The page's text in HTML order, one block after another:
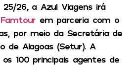
26, a Azul Viagens irá
em parceria com o
por meio da Secretária de
de Alagoas (Setur). A
100 principais agentes de